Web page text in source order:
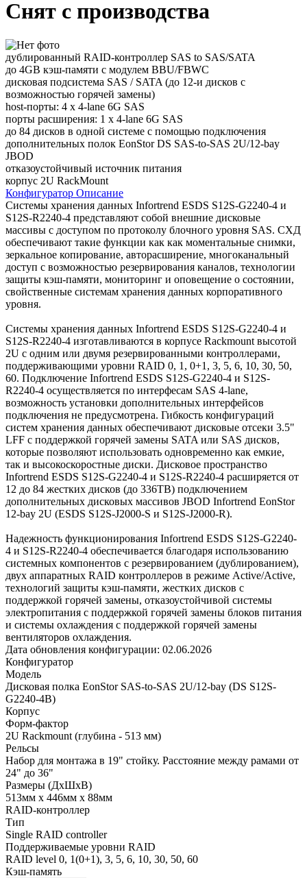
Снят с производства
дублированный RAID-контроллер SAS to SAS/SATA
до 4GB кэш-памяти с модулем BBU/FBWC
дисковая подсистема SAS / SATA (до 12-и дисков с
возможностью горячей замены)
host-порты: 4 x 4-lane 6G SAS
порты расширения: 1 x 4-lane 6G SAS
до 84 дисков в одной системе с помощью подключения
дополнительных полок EonStor DS SAS-to-SAS 2U/12-bay
JBOD
отказоустойчивый источник питания
корпус 2U RackMount
Конфигуратор Описание
Системы хранения данных Infortrend ESDS S12S-G2240-4 и
S12S-R2240-4 представляют собой внешние дисковые
массивы с доступом по протоколу блочного уровня SAS. СХД
обеспечивают такие функции как как моментальные снимки,
зеркальное копирование, авторасширение, многоканальный
доступ с возможностью резервирования каналов, технологии
защиты кэш-памяти, мониторинг и оповещение о состоянии,
свойственные системам хранения данных корпоративного
уровня.
Системы хранения данных Infortrend ESDS S12S-G2240-4 и
S12S-R2240-4 изготавливаются в корпусе Rackmount высотой
2U с одним или двумя резервированными контроллерами,
поддерживающими уровни RAID 0, 1, 0+1, 3, 5, 6, 10, 30, 50,
60. Подключение Infortrend ESDS S12S-G2240-4 и S12S-
R2240-4 осуществляется по интерфесам SAS 4-lane,
возможность установки дополнительных интерфейсов
подключения не предусмотрена. Гибкость конфигураций
систем хранения данных обеспечивают дисковые отсеки 3.5"
LFF с поддержкой горячей замены SATA или SAS дисков,
которые позволяют использовать одновременно как емкие,
так и высокоскоростные диски. Дисковое пространство
Infortrend ESDS S12S-G2240-4 и S12S-R2240-4 расширяется от
12 до 84 жестких дисков (до 336TB) подключением
дополнительных дисковых массивов JBOD Infortrend EonStor
12-bay 2U (ESDS S12S-J2000-S и S12S-J2000-R).
Надежность функционирования Infortrend ESDS S12S-G2240-
4 и S12S-R2240-4 обеспечивается благодаря использованию
системных компонентов с резервированием (дублированием),
двух аппаратных RAID контроллеров в режиме Active/Active,
технологий защиты кэш-памяти, жестких дисков с
поддержкой горячей замены, отказоустойчивой системы
электропитания с поддержкой горячей замены блоков питания
и системы охлаждения с поддержкой горячей замены
вентиляторов охлаждения.
Дата обновления конфигурации: 02.06.2026
Конфигуратор
Модель
Дисковая полка EonStor SAS-to-SAS 2U/12-bay (DS S12S-
G2240-4B)
Корпус
Форм-фактор
2U Rackmount (глубина - 513 мм)
Рельсы
Набор для монтажа в 19" стойку. Расстояние между рамами от
24" до 36"
Размеры (ДхШхВ)
513мм х 446мм х 88мм
RAID-контроллер
Тип
Single RAID controller
Поддерживаемые уровни RAID
RAID level 0, 1(0+1), 3, 5, 6, 10, 30, 50, 60
Кэш-память